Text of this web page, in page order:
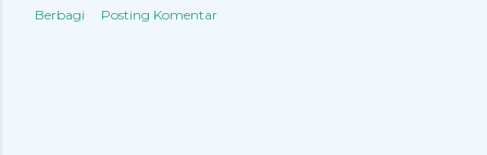
Berbagi Posting Komentar